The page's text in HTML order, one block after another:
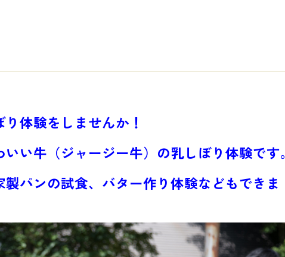
体験をしませんか！
い牛（ジャージー牛）の乳しぼり体験です。
パンの試食、バター作り体験などもできま